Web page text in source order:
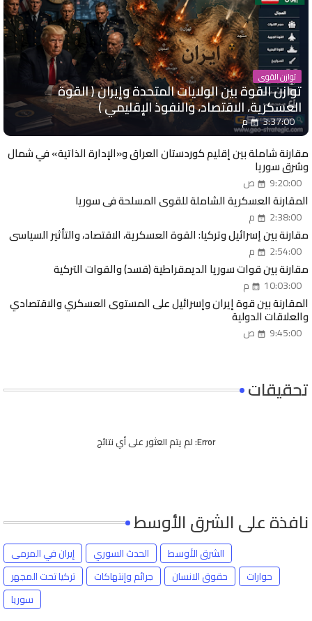
توازن القوى
توازن القوة بين الولايات المتحدة وإيران ( القوة
العسكرية، الاقتصاد، والنفوذ الإقليمي )
3:37:00 م
مقارنة شاملة بين إقليم كوردستان العراق و«الإدارة الذاتية» في شمال
وشرق سوريا
9:20:00 ص
المقارنة العسكرية الشاملة للقوى المسلحة في سوريا
2:38:00 م
مقارنة بين إسرائيل وتركيا: القوة العسكرية، الاقتصاد، والتأثير السياسي
2:54:00 م
مقارنة بين قوات سوريا الديمقراطية (قسد) والقوات التركية
10:03:00 م
المقارنة بين قوة إيران وإسرائيل على المستوى العسكري والاقتصادي
والعلاقات الدولية
9:45:00 ص
تحقيقات
Error: لم يتم العثور على أي نتائج
نافذة على الشرق الأوسط
إيران في المرمى الحدث السوري
الشرق الأوسط
تركيا تحت المجهر
جرائم وإنتهاكات حقوق الانسان
حوارات
سوريا